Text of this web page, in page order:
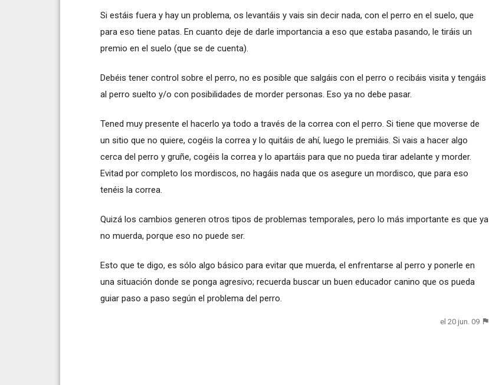
Si estáis fuera y hay un problema, os levantáis y vais sin decir nada, con el perro en el suelo, que
para eso tiene patas. En cuanto deje de darle importancia a eso que estaba pasando, le tiráis un
premio en el suelo (que se de cuenta).
Debéis tener control sobre el perro, no es posible que salgáis con el perro o recibáis visita y tengáis
al perro suelto y/o con posibilidades de morder personas. Eso ya no debe pasar.
Tened muy presente el hacerlo ya todo a través de la correa con el perro. Si tiene que moverse de
un sitio que no quiere, cogéis la correa y lo quitáis de ahí, luego le premiáis. Si vais a hacer algo
cerca del perro y gruñe, cogéis la correa y lo apartáis para que no pueda tirar adelante y morder.
Evitad por completo los mordiscos, no hagáis nada que os asegure un mordisco, que para eso
tenéis la correa.
Quizá los cambios generen otros tipos de problemas temporales, pero lo más importante es que ya
no muerda, porque eso no puede ser.
Esto que te digo, es sólo algo básico para evitar que muerda, el enfrentarse al perro y ponerle en
una situación donde se ponga agresivo; recuerda buscar un buen educador canino que os pueda
guiar paso a paso según el problema del perro.
el 20 jun. 09